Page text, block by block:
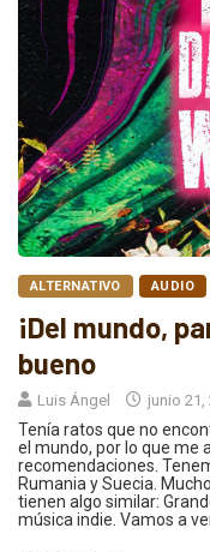
ALTERNATIVO AUDIO
¡Del mundo,
bueno
Luis Ángel junio 21,
Tenía ratos que no
el mundo, por lo que me
recomendaciones.
Rumania y Suecia.
tienen algo similar:
música indie. Vamos a